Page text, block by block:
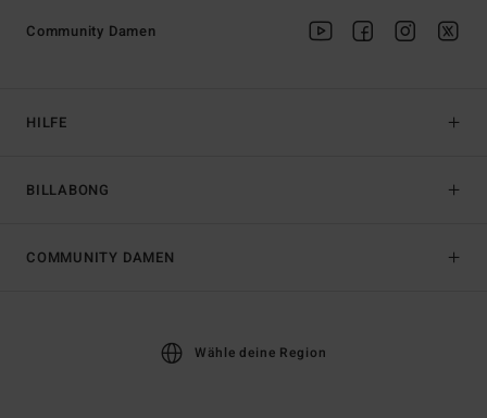
HILFE
BILLABONG
Community Damen
COMMUNITY DAMEN
Wähle deine Region